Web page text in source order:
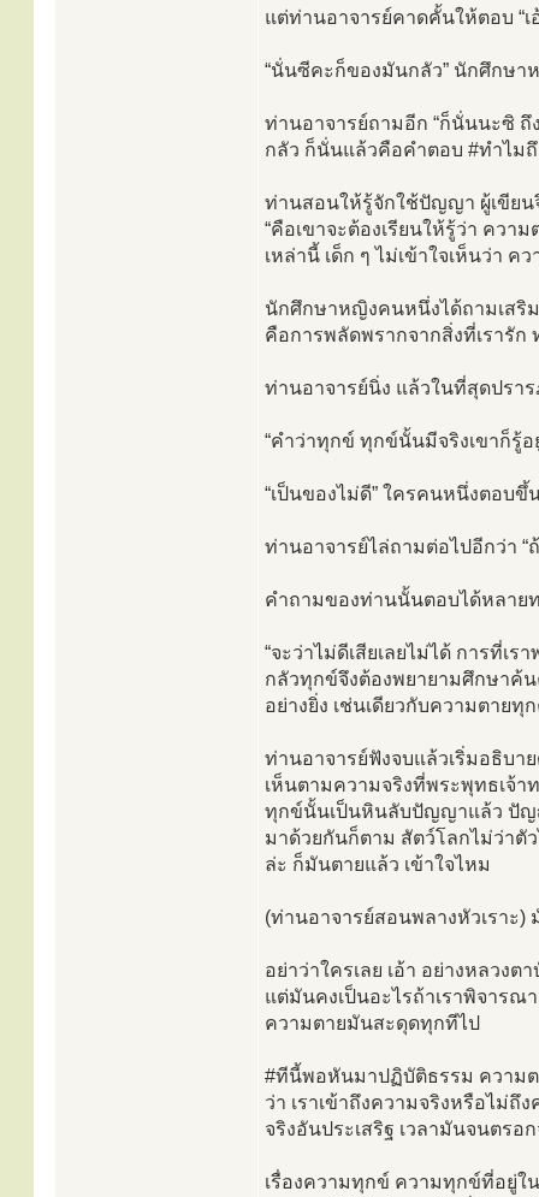
แต่ท่านอาจารย์คาดคั้นให้ตอบ “เ
“นั่นซีคะก็ของมันกลัว” นักศึกษ
ท่านอาจารย์ถามอีก “ก็นั่นนะซิ ถึ
กลัว ก็นั่นแล้วคือคำตอบ #ทำไมถึ
ท่านสอนให้รู้จักใช้ปัญญา ผู้เขียน
“คือเขาจะต้องเรียนให้รู้ว่า ควา
เหล่านี้ เด็ก ๆ ไม่เข้าใจเห็นว่า
นักศึกษาหญิงคนหนึ่งได้ถามเสริ
คือการพลัดพรากจากสิ่งที่เรารั
ท่านอาจารย์นิ่ง แล้วในที่สุดปรา
“คำว่าทุกข์ ทุกข์นั้นมีจริงเขาก็รู้
“เป็นของไม่ดี” ใครคนหนึ่งตอบขึ้
ท่านอาจารย์ไล่ถามต่อไปอีกว่า
คำถามของท่านนั้นตอบได้หลายท
“จะว่าไม่ดีเสียเลยไม่ได้ การที่
กลัวทุกข์จึงต้องพยายามศึกษาค้
อย่างยิ่ง เช่นเดียวกับความตายทุ
ท่านอาจารย์ฟังจบแล้วเริ่มอธิบา
เห็นตามความจริงที่พระพุทธเจ้า
ทุกข์นั้นเป็นหินลับปัญญาแล้ว ปัญ
มาด้วยกันก็ตาม สัตว์โลกไม่ว่าตั
ล่ะ ก็มันตายแล้ว เข้าใจไหม
(ท่านอาจารย์สอนพลางหัวเราะ
อย่าว่าใครเลย เอ้า อย่างหลวง
แต่มันคงเป็นอะไรถ้าเราพิจารณ
ความตายมันสะดุดทุกทีไป
#ทีนี้พอหันมาปฏิบัติธรรม ความต
ว่า เราเข้าถึงความจริงหรือไม่ถึ
จริงอันประเสริฐ เวลามันจนตร
เรื่องความทุกข์ ความทุกข์ที่อยู่ใ